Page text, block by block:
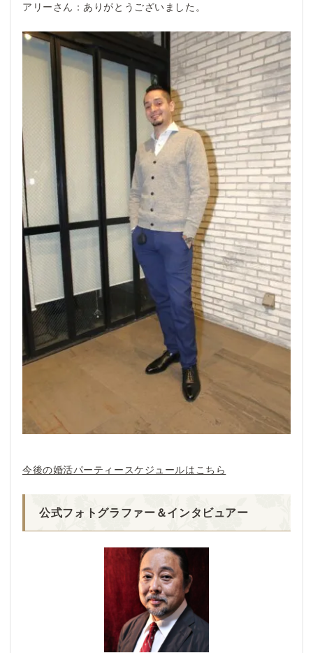
アリーさん：ありがとうございました。
今後の婚活パーティースケジュールはこちら
公式フォトグラファー＆インタビュアー